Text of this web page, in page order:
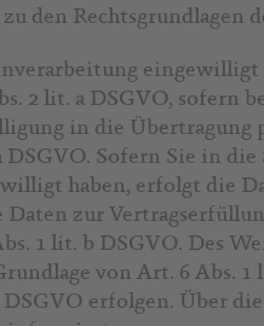
den Rechtsgrundlagen
eingewilligt
2 lit. a DSGVO, sofern
in die Übertragung
DSGVO. Sofern Sie in
haben, erfolgt die
zur
1 lit. b DSGVO. Des
von Art. 6 Abs.
erfolgen. Über